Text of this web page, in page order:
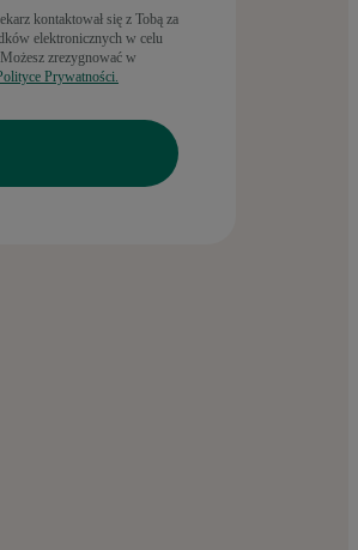
kontaktował się z Tobą za
elektronicznych w celu
zrezygnować w
Prywatności.